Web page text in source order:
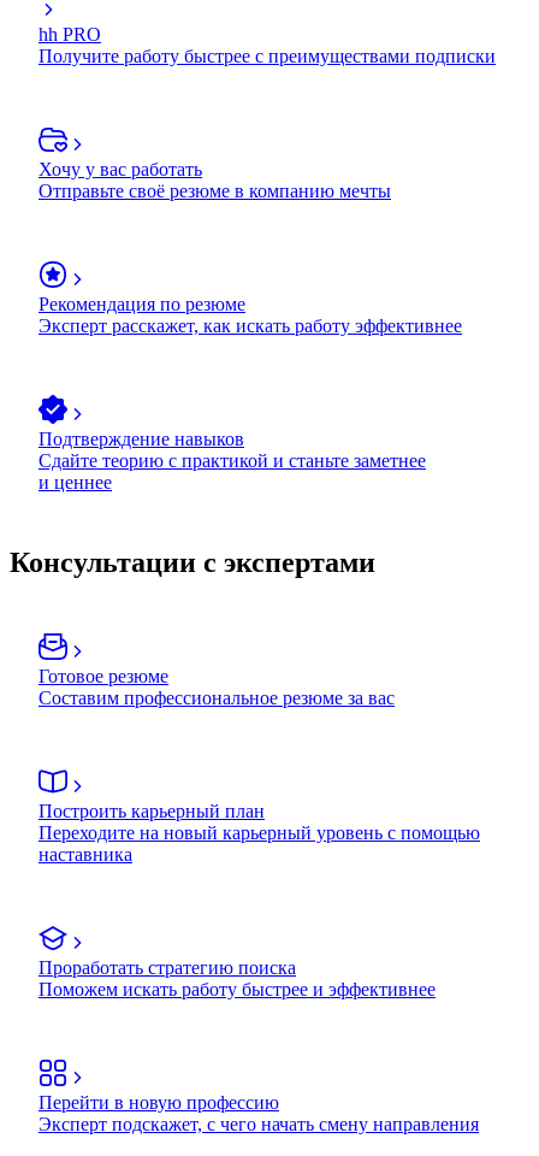
hh PRO
Получите работу быстрее с преимуществами подписки
Хочу у вас работать
Отправьте своё резюме в компанию мечты
Рекомендация по резюме
Эксперт расскажет, как искать работу эффективнее
Подтверждение навыков
Сдайте теорию с практикой и станьте заметнее
и ценнее
Консультации с экспертами
Готовое резюме
Составим профессиональное резюме за вас
Построить карьерный план
Переходите на новый карьерный уровень с помощью
наставника
Проработать стратегию поиска
Поможем искать работу быстрее и эффективнее
Перейти в новую профессию
Эксперт подскажет, с чего начать смену направления